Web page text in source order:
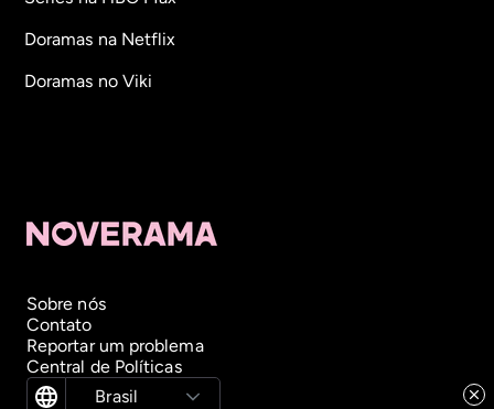
Doramas na Netflix
Doramas no Viki
Sobre nós
Contato
Reportar um problema
Central de Políticas
Brasil